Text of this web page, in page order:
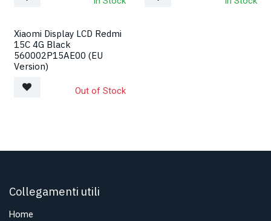
Xiaomi Display LCD Redmi
15C 4G Black
560002P15AE00 (EU
Version)
Out of Stock
Collegamenti utili
Home